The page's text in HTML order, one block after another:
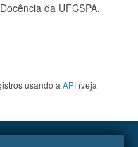
da UFCSPA.
usando a API (veja